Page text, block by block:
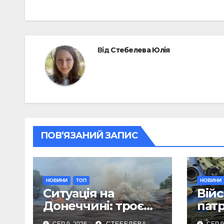
ВідСтебелева Юлія
ПОВ’ЯЗАНИЙ ЗАПИС
НОВИНИ ТОП
Ситуація на
Донеччині: троє
загиблих та шість
НОВИНИ